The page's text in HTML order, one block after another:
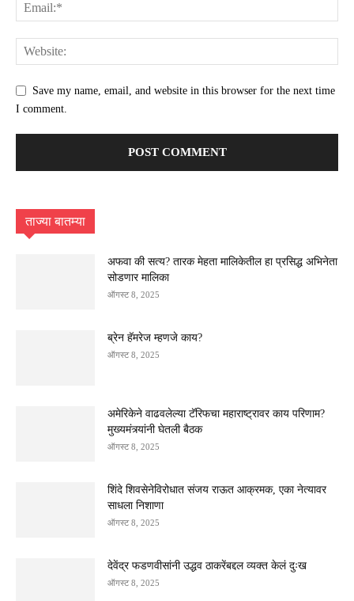
Save my name, email, and website in this browser for the next time
I comment.
ताज्या बातम्या
अफवा की सत्य? तारक मेहता मालिकेतील हा प्रसिद्ध अभिनेता
सोडणार मालिका
ऑगस्ट 8, 2025
ब्रेन हॅमरेज म्हणजे काय?
ऑगस्ट 8, 2025
अमेरिकेने वाढवलेल्या टॅरिफचा महाराष्ट्रावर काय परिणाम?
मुख्यमंत्र्यांनी घेतली बैठक
ऑगस्ट 8, 2025
शिंदे शिवसेनेविरोधात संजय राऊत आक्रमक, एका नेत्यावर
साधला निशाणा
ऑगस्ट 8, 2025
देवेंद्र फडणवीसांनी उद्धव ठाकरेंबद्दल व्यक्त केलं दुःख
ऑगस्ट 8, 2025